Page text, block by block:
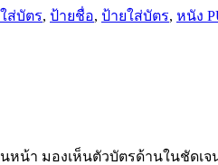
ส่บัตร, ป้ายชื่อ, ป้ายใส่บัตร, หนัง
น้า มองเห็นตัวบัตรด้านในชัดเ